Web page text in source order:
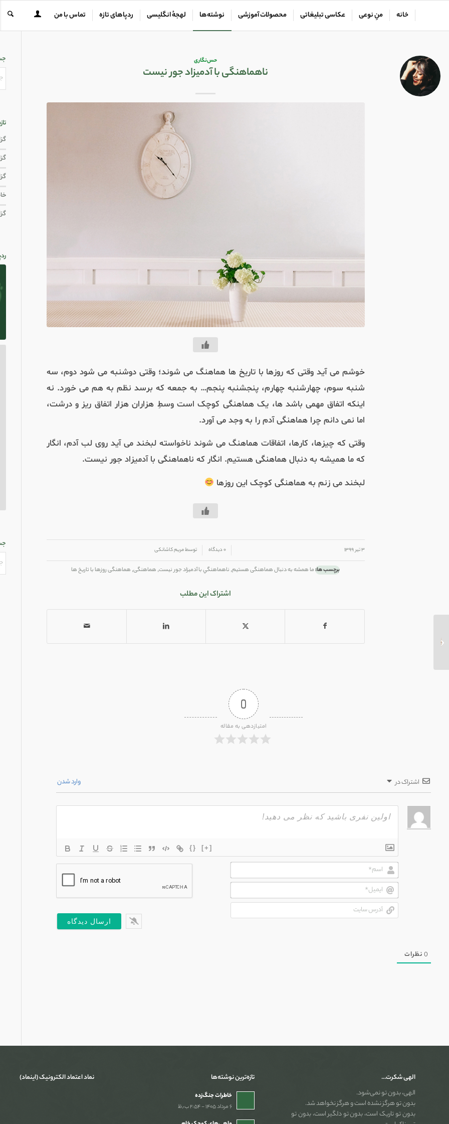
خانه منِ نوعی عکاسی تبلیغاتی محصولات آموزشی نوشته‌ها لهجهٔ انگلیسی ردپاهای تازه تماس با من
حس‌نگاری
ناهماهنگی با آدمیزاد جور نیست
خوشم می آید وقتی که روزها با تاریخ ها هماهنگ می شوند؛ وقتی دوشنبه می شود دوم، سه
شنبه سوم، چهارشنبه چهارم، پنجشنبه پنجم… به جمعه که برسد نظم به هم می خورد. نه
اینکه اتفاق مهمی باشد ها، یک هماهنگی کوچک است وسطِ هزاران هزار اتفاق ریز و درشت،
اما نمی دانم چرا هماهنگی آدم را به وجد می آورد.
وقتی که چیزها، کارها، اتفاقات هماهنگ می شوند ناخواسته لبخند می آید روی لب آدم، انگار
که ما همیشه به دنبال هماهنگی هستیم. انگار که ناهماهنگی با آدمیزاد جور نیست.
لبخند می زنم به هماهنگی کوچک این روزها
۳ تیر ۱۳۹۹ ۰ دیدگاه توسطمریم کاشانکی
برچسب ها:ما همشه به دنبال هماهنگی هستیم, ناهماهنگي با آدميزاد جور نيست, هماهنگی, هماهنگی روزها با تاریخ ها
اشتراک این مطلب
0
امتیازدهی به مقاله
اشتراک در وارد شدن
{} [+]
اسم*
ایمیل*
آدرس
سایت
0نظرات
الهی شکرت…
الهی، بدون تو نمی‌شود.
بدون تو هرگز نشده است و هرگز نخواهد شد.
بدون تو تاریک است، بدون تو دلگیر است، بدون تو
تازه‌ترین نوشته‌ها
خاطرات جنگ‌‌زده
۶ مرداد ۱۴۰۵ - ۲:۵۴ ب٫ظ
نماد اعتماد الکترونیک (اینماد)
ماجرای ما با خدا